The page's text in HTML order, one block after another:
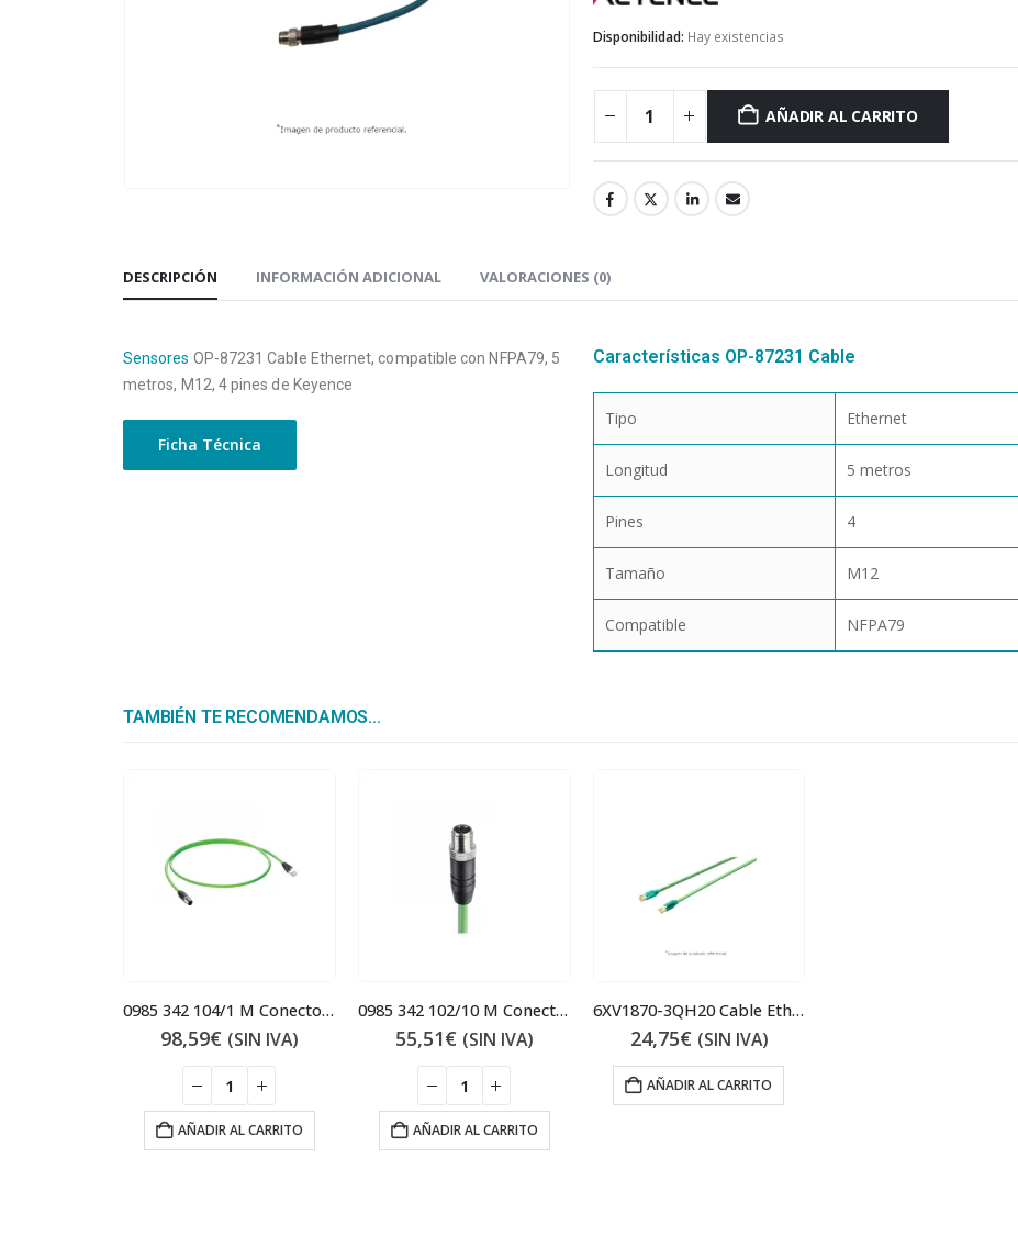
Disponibilidad: Hay existencias
AÑADIR AL CARRITO
DESCRIPCIÓN INFORMACIÓN ADICIONAL VALORACIONES (0)
Sensores OP-87231 Cable Ethernet, compatible con NFPA79, 5
metros, M12, 4 pines de Keyence
Ficha Técnica
Características OP-87231 Cable
Tipo Ethernet
Longitud 5 metros
Pines 4
Tamaño M12
Compatible NFPA79
TAMBIÉN TE RECOMENDAMOS…
0985 342 104/1 M Conector PROFINET
98,59€ (SIN IVA)
AÑADIR AL CARRITO
0985 342 102/10 M Conector
55,51€ (SIN IVA)
AÑADIR AL CARRITO
6XV1870-3QH20 Cable Ethernet
24,75€ (SIN IVA)
AÑADIR AL CARRITO